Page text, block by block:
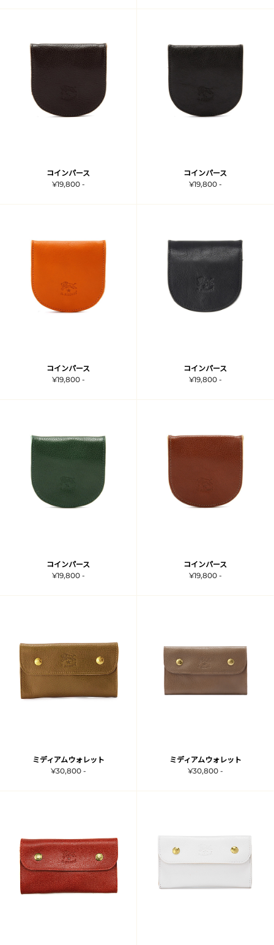
コインパース
¥19,800 -
コインパース
¥19,800 -
コインパース
¥19,800 -
コインパース
¥19,800 -
コインパース
¥19,800 -
コインパース
¥19,800 -
ミディアムウォレット
¥30,800 -
ミディアムウォレット
¥30,800 -